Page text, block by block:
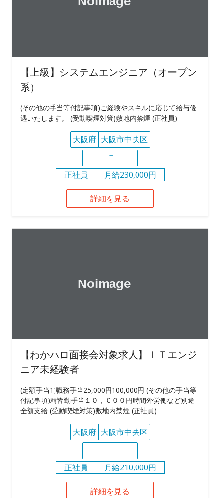
【上級】システムエンジニア（オープン
系）
(その他の手当等付記事項)ご経験やスキルに応じて給与優
遇いたします。 (受動喫煙対策)敷地内禁煙 (正社員)
大阪府 大阪市中央区
IT
正社員
月給230,000円
詳細を見る
【わかハロ面接会対象求人】ＩＴエンジ
ニア未経験者
(定額手当1)職務手当25,000円100,000円 (その他の手当等
付記事項)精皆勤手当１０，０００円時間外労働など別途
全額支給 (受動喫煙対策)敷地内禁煙 (正社員)
大阪府 大阪市中央区
IT
正社員
月給210,000円
詳細を見る